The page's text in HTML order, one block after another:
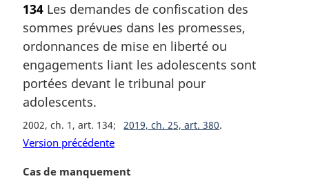
t
e
m
a
g
i
n
l
e
134 Les demandes de confiscation des
sommes prévues dans les promesses,
ordonnances de mise en liberté ou
engagements liant les adolescents sont
portées devant le tribunal pour
adolescents.
2002, ch. 1, art. 134 2019, ch. 25, art. 380
Version précédente
N
Cas de manquement